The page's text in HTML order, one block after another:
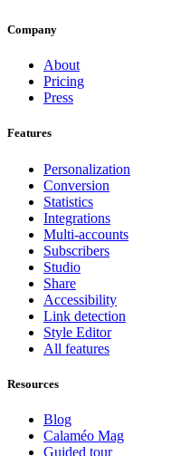
Company
About
Pricing
Press
Features
Personalization
Conversion
Statistics
Integrations
Multi-accounts
Subscribers
Studio
Share
Accessibility
Link detection
Style Editor
All features
Resources
Blog
Calaméo Mag
Guided tour